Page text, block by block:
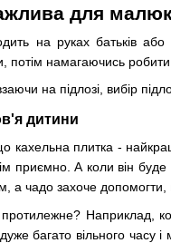
для
на руках батьків
потім намагаючись
на підлозі, вибір
дитини
плитка -
приємно. А коли він
а чадо захоче допомогти,
Наприклад,
багато вільного